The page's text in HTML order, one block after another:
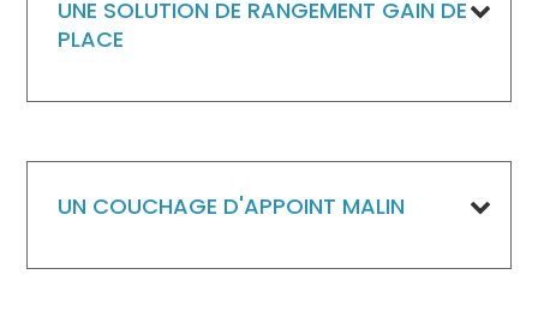
UNE SOLUTION DE RANGEMENT GAIN DE
PLACE
UN COUCHAGE D'APPOINT MALIN